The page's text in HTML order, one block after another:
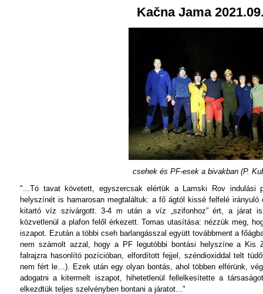
Kačna Jama
csehek és PF-esek a bivakban (P.
"...Tó tavat követett, egyszercsak elértük a Lamski Rov indulási
helyszínét is hamarosan megtaláltuk: a fő ágtól kissé felfelé
kitartó víz szivárgott. 3-4 m után a víz „szifonhoz” ért, a járat
közvetlenül a plafon felől érkezett. Tomas utasítása: nézzük meg,
iszapot. Ezután a többi cseh barlangásszal együtt továbbment a
nem számolt azzal, hogy a PF legutóbbi bontási helyszíne a Kis
falrajzra hasonlító pozícióban, elfordított fejjel, széndioxiddal telt
nem fért le…). Ezek után egy olyan bontás, ahol többen elférünk,
adogatni a kitermelt iszapot, hihetetlenül fellelkesítette a
elkezdtük teljes szelvényben bontani a járatot..."